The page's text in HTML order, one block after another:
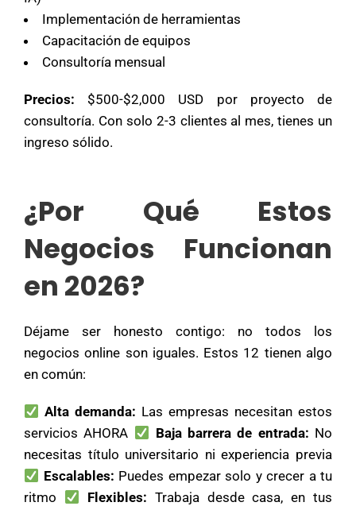
Implementación de herramientas
Capacitación de equipos
Consultoría mensual
Precios: $500-$2,000 USD por proyecto de
consultoría. Con solo 2-3 clientes al mes, tienes un
ingreso sólido.
¿Por Qué Estos
Negocios Funcionan
en 2026?
Déjame ser honesto contigo: no todos los
negocios online son iguales. Estos 12 tienen algo
en común:
Alta demanda: Las empresas necesitan estos
servicios AHORA
Baja barrera de entrada: No
necesitas título universitario ni experiencia previa
Escalables: Puedes empezar solo y crecer a tu
ritmo
Flexibles: Trabaja desde casa, en tus